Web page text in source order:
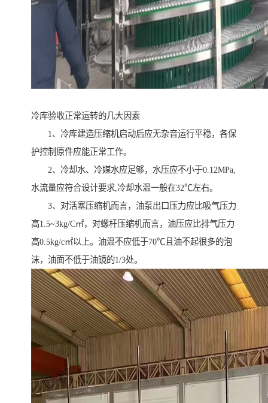
冷库验收正常运转的几大因素
1、冷库建造压缩机启动后应无杂音运行平稳，各保
护控制原件应能正常工作。
2、冷却水、冷媒水应足够，水压应不小于0.12MPa,
水流量应符合设计要求,冷却水温一般在32℃左右。
3、对活塞压缩机而言，油泵出口压力应比吸气压力
高1.5~3kg/C㎡，对螺杆压缩机而言，油压应比排气压力
高0.5kg/c㎡以上。油温不应低于70℃且油不起很多的泡
沫，油面不低于油镜的1/3处。